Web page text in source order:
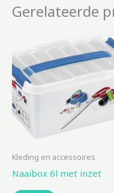
Gerelateerde
Kleding en accessoires
Naaibox 6l met inzet